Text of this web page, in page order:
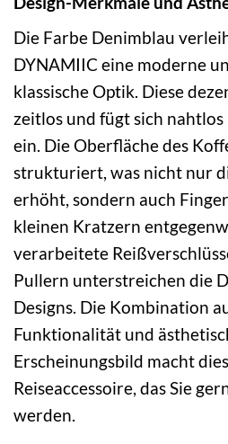
Die Farbe Denimblau
DYNAMIIC eine moderne
klassische Optik. Diese
zeitlos und fügt sich
ein. Die Oberfläche des
strukturiert, was nicht nur
erhöht, sondern auch
kleinen Kratzern
verarbeitete
Pullern unterstreichen die
Designs. Die Kombination
Funktionalität und
Erscheinungsbild macht
Reiseaccessoire, das Sie
werden.